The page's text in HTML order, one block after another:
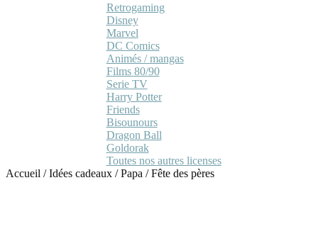
Retrogaming
Disney
Marvel
DC Comics
Animés / mangas
Films 80/90
Serie TV
Harry Potter
Friends
Bisounours
Dragon Ball
Goldorak
Toutes nos autres licenses
Accueil /Idées cadeaux /Papa /Fête des pères